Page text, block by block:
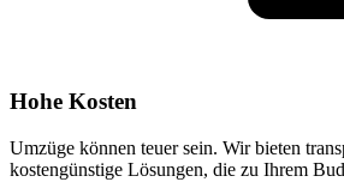
Hohe Kosten
Umzüge können teuer sein. Wir bieten
kostengünstige Lösungen, die zu Ihrem